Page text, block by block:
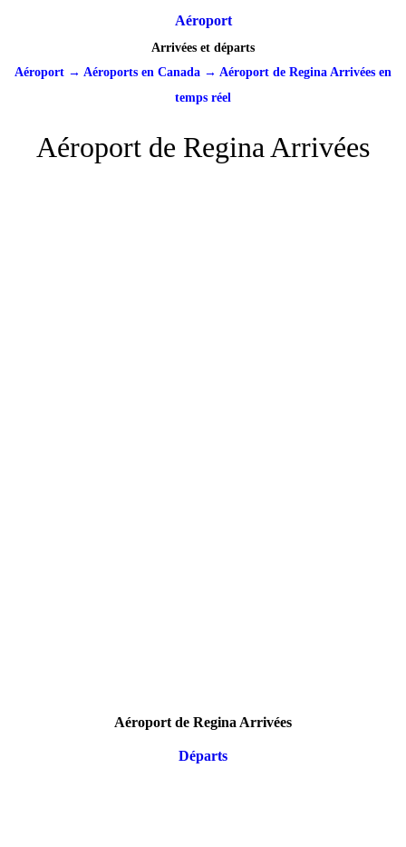
Aéroport
Arrivées et départs
Aéroport → Aéroports en Canada → Aéroport de Regina Arrivées en
temps réel
Aéroport de Regina Arrivées
Aéroport de Regina Arrivées
Départs